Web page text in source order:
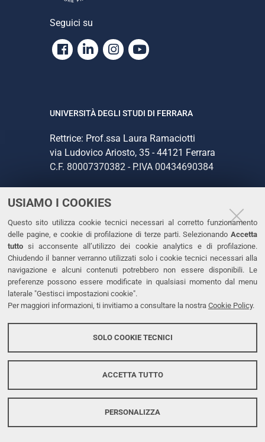
USIAMO I COOKIES
Questo sito utilizza cookie tecnici necessari al corretto funzionamento
delle pagine, e cookie di profilazione di terze parti. Selezionando Accetta
tutto si acconsente all’utilizzo dei cookie analytics e di profilazione.
Chiudendo il banner verranno utilizzati solo i cookie tecnici necessari alla
navigazione e alcuni contenuti potrebbero non essere disponibili. Le
preferenze possono essere modificate in qualsiasi momento dal menu
laterale "Gestisci impostazioni cookie".
Per maggiori informazioni, ti invitiamo a consultare la nostra Cookie Policy.
SOLO COOKIE TECNICI
ACCETTA TUTTO
PERSONALIZZA
Seguici su
Facebook
LinkedinInstagram
Youtube
UNIVERSITÀ DEGLI STUDI DI FERRARA
Rettrice: Prof.ssa Laura Ramaciotti
via Ludovico Ariosto, 35 - 44121 Ferrara
C.F. 80007370382 - P.IVA 00434690384
CONTATTI
Tel. +39 0532 293111
Fax. +39 0532 293031
PEC
LINKS
Dichiarazione di accessibilità
Protezione dati personali